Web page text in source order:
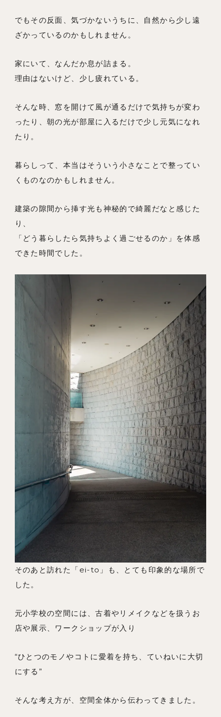
でもその反面、気づかないうちに、自然から少し遠
ざかっているのかもしれません。
家にいて、なんだか息が詰まる。
理由はないけど、少し疲れている。
そんな時、窓を開けて風が通るだけで気持ちが変わ
ったり、朝の光が部屋に入るだけで少し元気になれ
たり。
暮らしって、本当はそういう小さなことで整ってい
くものなのかもしれません。
建築の隙間から挿す光も神秘的で綺麗だなと感じた
り、
「どう暮らしたら気持ちよく過ごせるのか」を体感
できた時間でした。
そのあと訪れた「ei-to」も、とても印象的な場所で
した。
元小学校の空間には、古着やリメイクなどを扱うお
店や展示、ワークショップが入り
“ひとつのモノやコトに愛着を持ち、ていねいに大切
にする”
そんな考え方が、空間全体から伝わってきました。